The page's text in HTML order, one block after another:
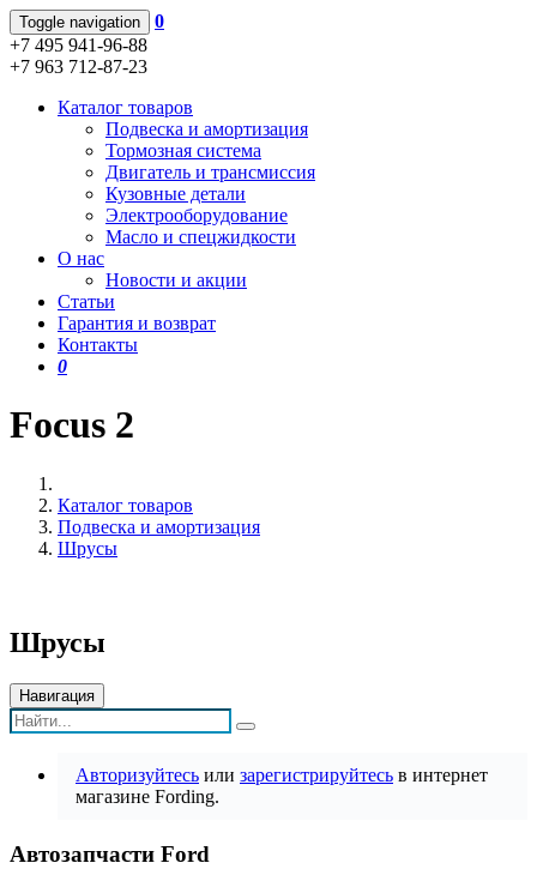
Toggle navigation
0
+7 495 941-96-88
+7 963 712-87-23
Каталог товаров
Подвеска и амортизация
Тормозная система
Двигатель и трансмиссия
Кузовные детали
Электрооборудование
Масло и спецжидкости
О нас
Новости и акции
Статьи
Гарантия и возврат
Контакты
0
Focus 2
Каталог товаров
Подвеска и амортизация
Шрусы
Шрусы
Навигация
Авторизуйтесь или зарегистрируйтесь в интернет
магазине Fording.
Автозапчасти Ford